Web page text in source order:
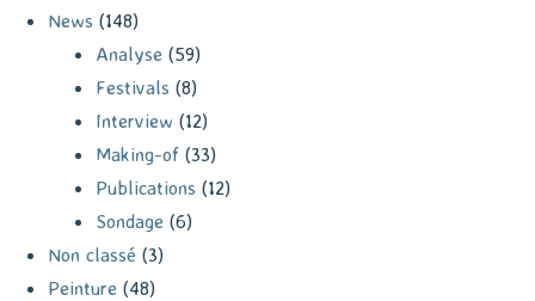
News (148)
Analyse (59)
Festivals (8)
Interview (12)
Making-of (33)
Publications (12)
Sondage (6)
Non classé (3)
Peinture (48)